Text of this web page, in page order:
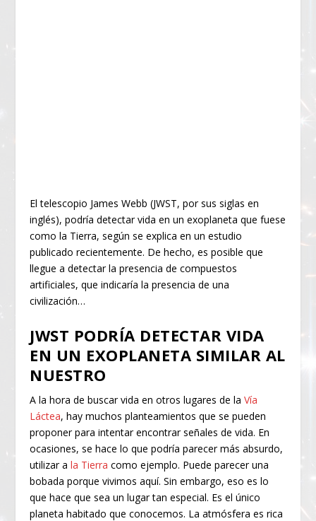
El telescopio James Webb (JWST, por sus siglas en
inglés), podría detectar vida en un exoplaneta que fuese
como la Tierra, según se explica en un estudio
publicado recientemente. De hecho, es posible que
llegue a detectar la presencia de compuestos
artificiales, que indicaría la presencia de una
civilización…
JWST PODRÍA DETECTAR VIDA
EN UN EXOPLANETA SIMILAR AL
NUESTRO
A la hora de buscar vida en otros lugares de laVía
Láctea, hay muchos planteamientos que se pueden
proponer para intentar encontrar señales de vida. En
ocasiones, se hace lo que podría parecer más absurdo,
utilizar ala Tierra como ejemplo. Puede parecer una
bobada porque vivimos aquí. Sin embargo, eso es lo
que hace que sea un lugar tan especial. Es el único
planeta habitado que conocemos. La atmósfera es rica